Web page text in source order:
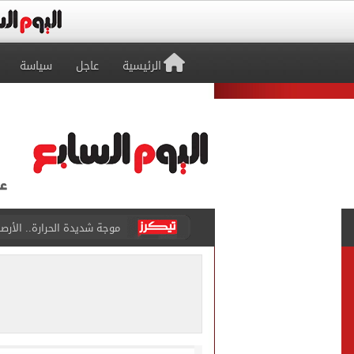
الرئيسية عاجل سياسة
الرقص مقابل الخصم..
رئيس الوزراء يفتتح كوبري
92 ألف و800 طالب يسجلون الرغبات فى تنسيق المرحلة الأولى للقبول بالجامعات